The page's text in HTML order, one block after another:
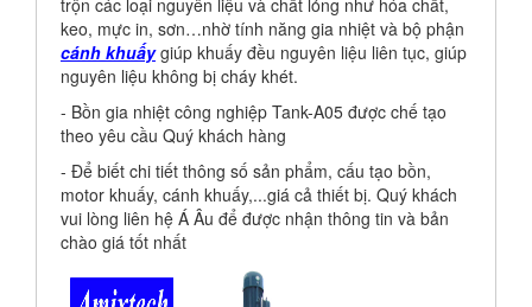
trộn các loại nguyên liệu và chất lỏng như hóa chất,
keo, mực in, sơn…nhờ tính năng gia nhiệt và bộ phận
cánh khuấygiúp khuấy đều nguyên liệu liên tục, giúp
nguyên liệu không bị cháy khét.
- Bồn gia nhiệt công nghiệp Tank-A05 được chế tạo
theo yêu cầu Quý khách hàng
- Để biết chi tiết thông số sản phẩm, cấu tạo bồn,
motor khuấy, cánh khuấy,...giá cả thiết bị. Quý khách
vui lòng liên hệ Á Âu để được nhận thông tin và bản
chào giá tốt nhất